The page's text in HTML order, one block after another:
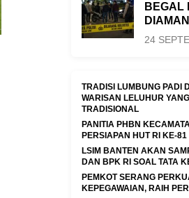
BEGAL
24
TRADISI LUMBUNG PADI
WARISAN LELUHUR
TRADISIONAL
PANITIA PHBN
PERSIAPAN HUT RI KE-81
LSIM BANTEN AKAN
DAN BPK RI SOAL TATA
PEMKOT SERANG
KEPEGAWAIAN, RAIH